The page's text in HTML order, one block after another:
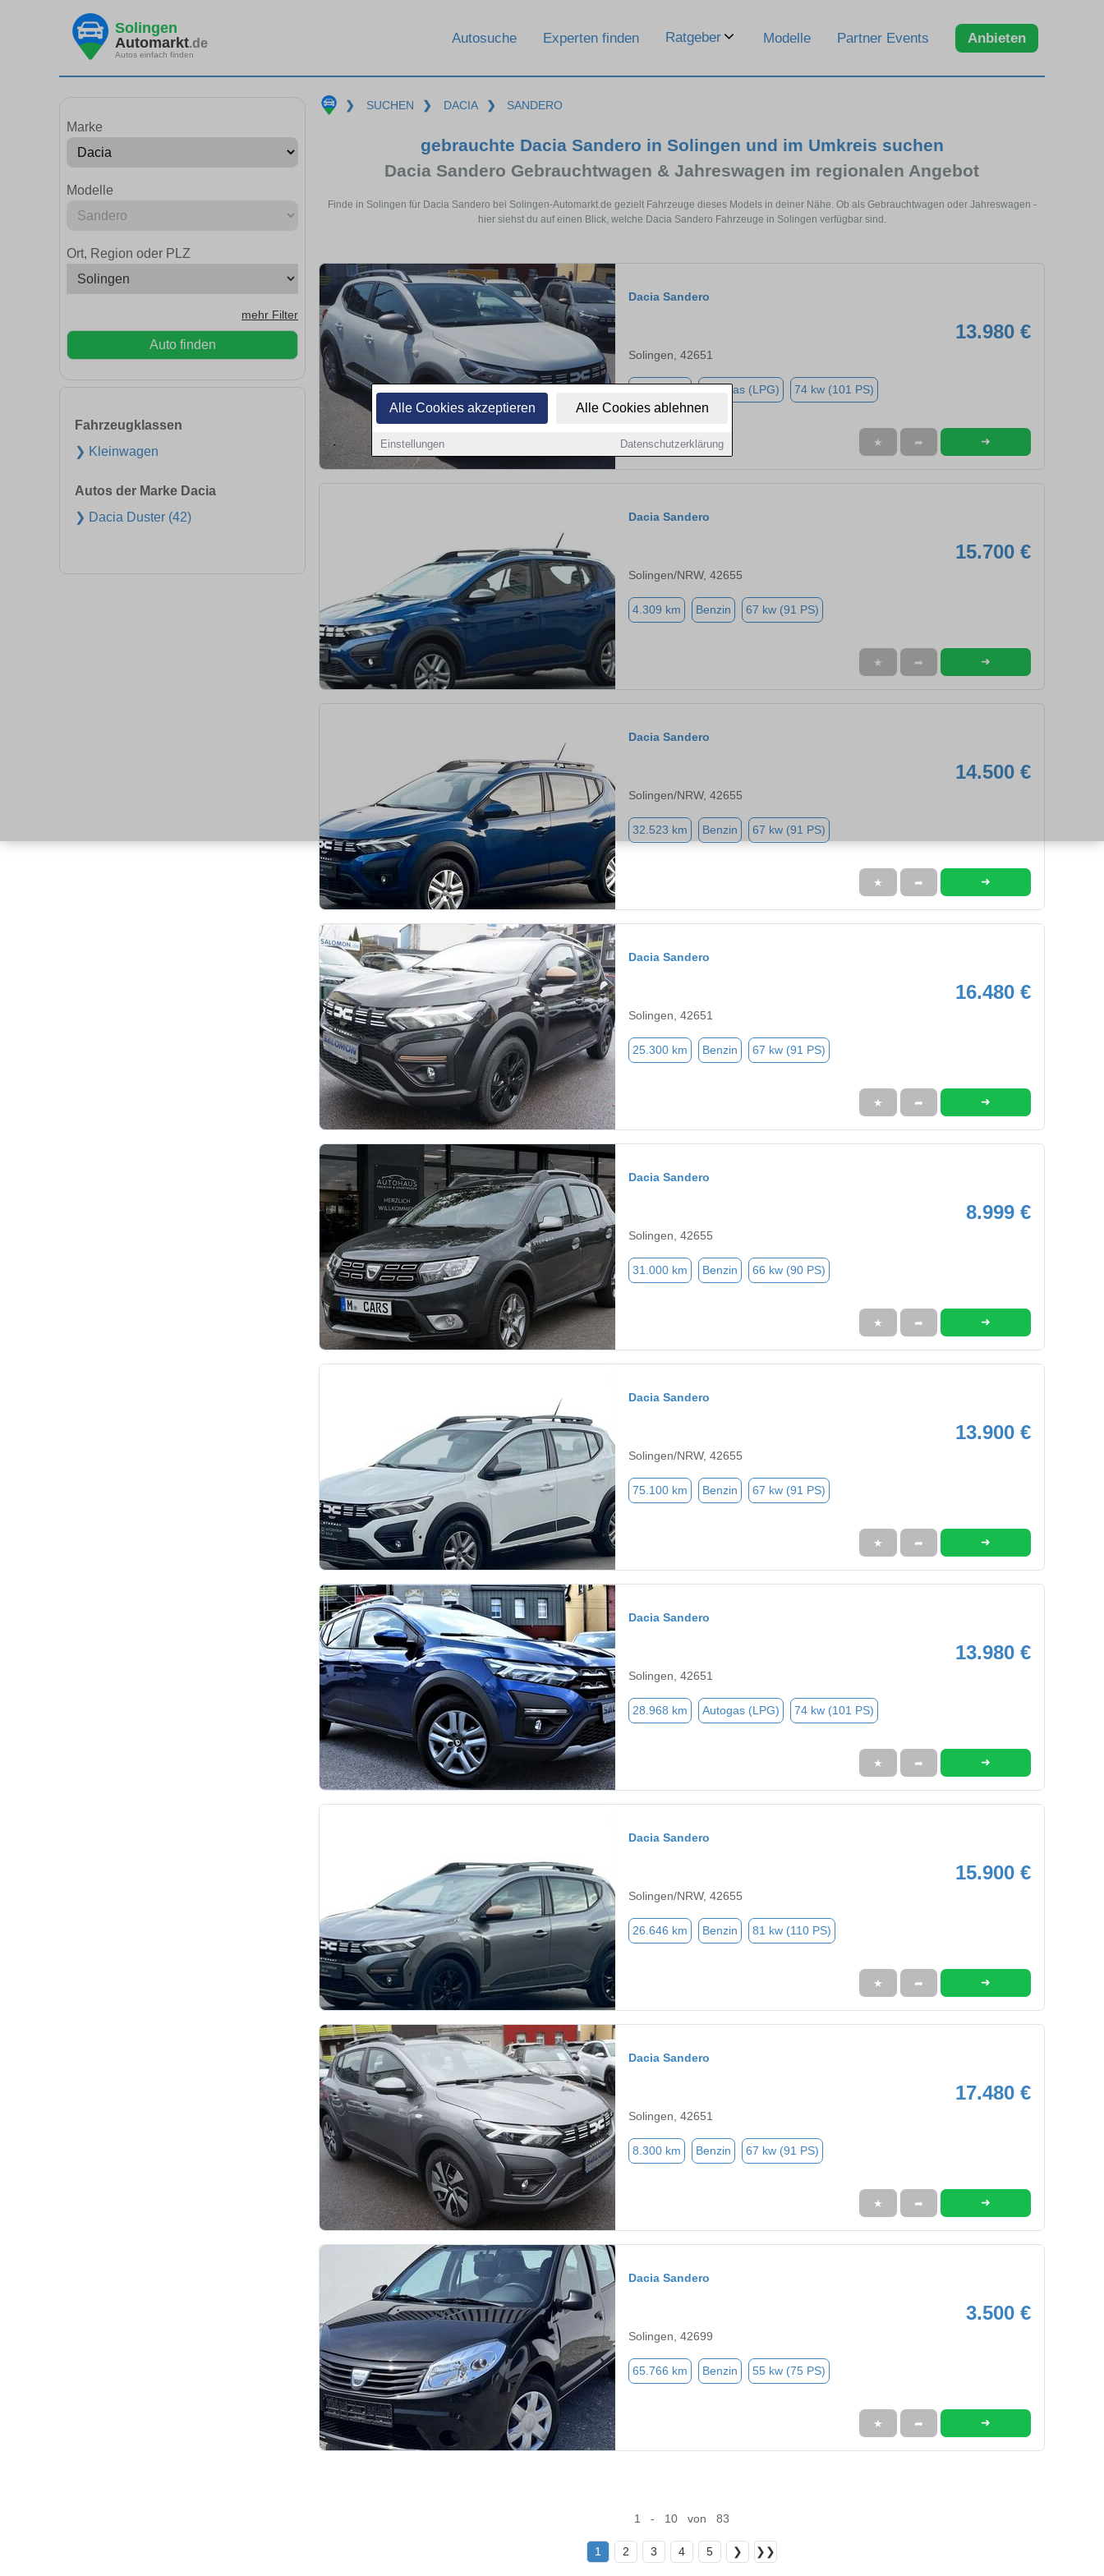
Alle Cookies akzeptieren Alle Cookies ablehnen
Einstellungen Datenschutzerklärung
Solingen
Automarkt.de
Autos einfach finden
Autosuche Experten finden Ratgeber Modelle Partner Events Anbieten
Marke
Modelle
Ort, Region oder PLZ
mehr Filter
Auto finden
Fahrzeugklassen
❯ Kleinwagen
Autos der Marke Dacia
❯ Dacia Duster (42)
❯ SUCHEN ❯ DACIA ❯ SANDERO
gebrauchte Dacia Sandero in Solingen und im Umkreis suchen
Dacia Sandero Gebrauchtwagen & Jahreswagen im regionalen Angebot
Finde in Solingen für Dacia Sandero bei Solingen-Automarkt.de gezielt Fahrzeuge dieses Models in deiner Nähe. Ob als Gebrauchtwagen oder Jahreswagen -
hier siehst du auf einen Blick, welche Dacia Sandero Fahrzeuge in Solingen verfügbar sind.
Dacia Sandero
13.980 €
Solingen, 42651
Autogas (LPG) 74 kw (101 PS)
★ ➦ ➜
Dacia Sandero
15.700 €
Solingen/NRW, 42655
4.309 km Benzin 67 kw (91 PS)
★ ➦ ➜
Dacia Sandero
14.500 €
Solingen/NRW, 42655
32.523 km Benzin 67 kw (91 PS)
★ ➦ ➜
Dacia Sandero
16.480 €
Solingen, 42651
25.300 km Benzin 67 kw (91 PS)
★ ➦ ➜
Dacia Sandero
8.999 €
Solingen, 42655
31.000 km Benzin 66 kw (90 PS)
★ ➦ ➜
Dacia Sandero
13.900 €
Solingen/NRW, 42655
75.100 km Benzin 67 kw (91 PS)
★ ➦ ➜
Dacia Sandero
13.980 €
Solingen, 42651
28.968 km Autogas (LPG) 74 kw (101 PS)
★ ➦ ➜
Dacia Sandero
15.900 €
Solingen/NRW, 42655
26.646 km Benzin 81 kw (110 PS)
★ ➦ ➜
Dacia Sandero
17.480 €
Solingen, 42651
8.300 km Benzin 67 kw (91 PS)
★ ➦ ➜
Dacia Sandero
3.500 €
Solingen, 42699
65.766 km Benzin 55 kw (75 PS)
★ ➦ ➜
1 - 10 von 83
1 2 3 4 5 ❯ ❯❯